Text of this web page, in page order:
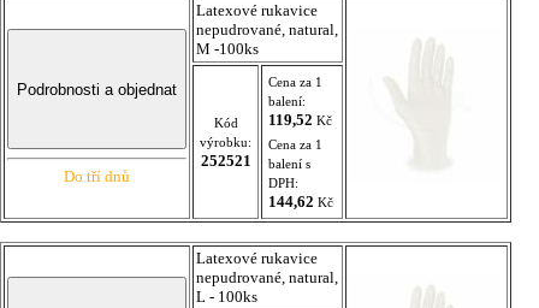
Do tří dnů
Latexové rukavice
nepudrované, natural,
M -100ks
Kód
výrobku:
252521
Cena za 1
balení:
119,52 Kč
Cena za 1
balení s
DPH:
144,62 Kč
Latexové rukavice
nepudrované, natural,
L - 100ks